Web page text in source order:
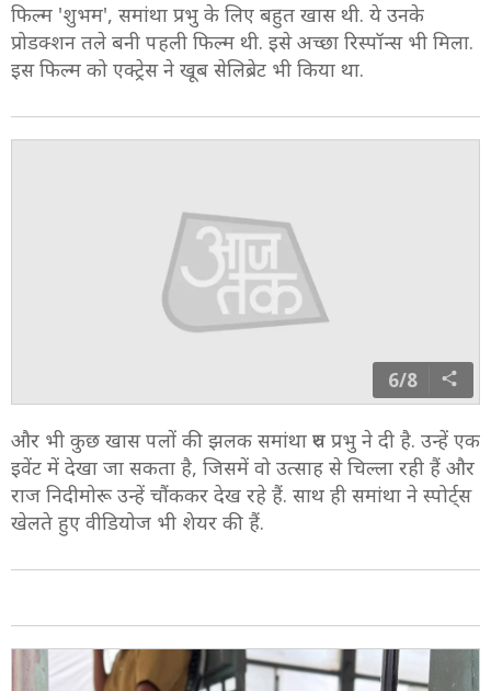
फिल्म 'शुभम', समांथा प्रभु के लिए बहुत खास थी. ये उनके
प्रोडक्शन तले बनी पहली फिल्म थी. इसे अच्छा रिस्पॉन्स भी मिला.
इस फिल्म को एक्ट्रेस ने खूब सेलिब्रेट भी किया था.
और भी कुछ खास पलों की झलक समांथा रुथ प्रभु ने दी है. उन्हें एक